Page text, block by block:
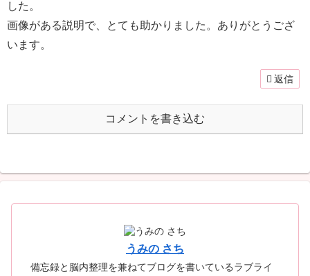
した。
画像がある説明で、とても助かりました。ありがとうござ
います。
返信
コメントを書き込む
うみの さち
備忘録と脳内整理を兼ねてブログを書いているラブライ